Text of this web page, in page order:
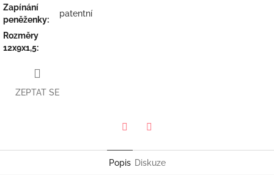
Zapínání
peněženky:
patentní
Rozměry
12x9x1,5:
ZEPTAT SE
Popis Diskuze